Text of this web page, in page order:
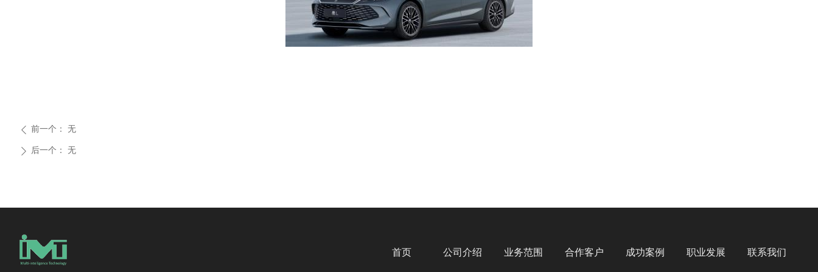
ꄴ 前一个： 无
ꄲ 后一个： 无
首页 公司介绍 业务范围 合作客户 成功案例 职业发展 联系我们